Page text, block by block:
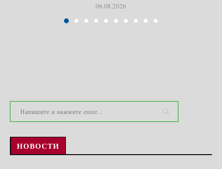
06.08.2026
НОВОСТИ